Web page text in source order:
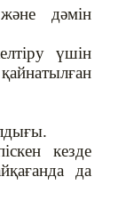
дәмін
үшін
кезде
да